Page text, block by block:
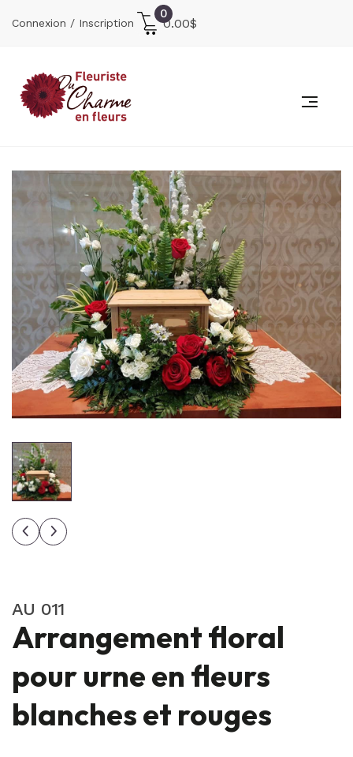
Connexion / Inscription
0
0.00$
AU 011
Arrangement floral
pour urne en fleurs
blanches et rouges